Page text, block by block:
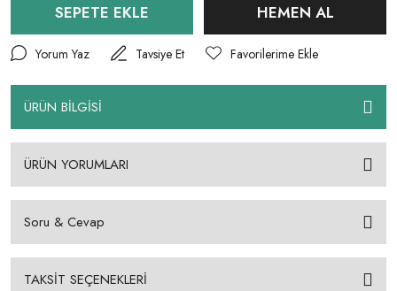
SEPETE EKLE HEMEN AL
Yorum Yaz Tavsiye Et
ÜRÜN BİLGİSİ
ÜRÜN YORUMLARI
Soru & Cevap
TAKSİT SEÇENEKLERİ